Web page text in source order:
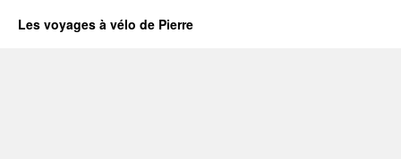
Les voyages à vélo de Pierre